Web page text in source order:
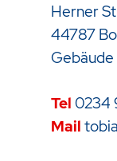
Herner
44787
Gebäude
Tel 0234
Mail